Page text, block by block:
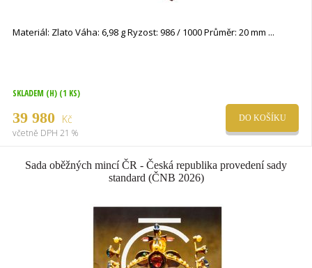
Materiál: Zlato Váha: 6,98 g Ryzost: 986 / 1000 Průměr: 20 mm
SKLADEM (H) (1 KS)
39 980 Kč
včetně DPH 21 %
DO KOŠÍKU
Sada oběžných mincí ČR - Česká republika provedení sady
standard (ČNB 2026)